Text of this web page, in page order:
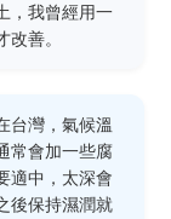
，我曾經用一
善。
台灣，氣候溫
常會加一些腐
適中，太深會
後保持濕潤就